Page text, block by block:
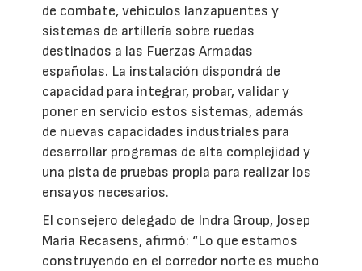
de combate, vehículos lanzapuentes y
sistemas de artillería sobre ruedas
destinados a las Fuerzas Armadas
españolas. La instalación dispondrá de
capacidad para integrar, probar, validar y
poner en servicio estos sistemas, además
de nuevas capacidades industriales para
desarrollar programas de alta complejidad y
una pista de pruebas propia para realizar los
ensayos necesarios.
El consejero delegado de Indra Group, Josep
María Recasens, afirmó: “Lo que estamos
construyendo en el corredor norte es mucho